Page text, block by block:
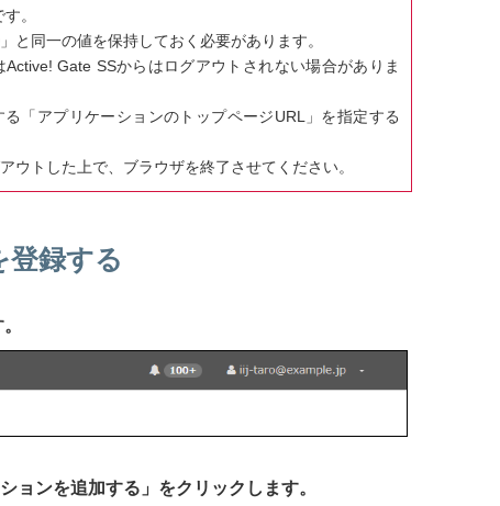
。
同一の値を保持しておく必要があります。
Gate SSからはログアウトされない場合がありま
「アプリケーションのトップページURL」を指定する
トした上で、ブラウザを終了させてください。
録する
ョンを追加する」をクリックします。